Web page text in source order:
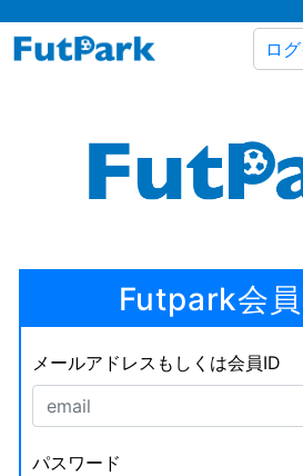
ロ
Futpark会
メールアドレスもしくは会員ID
パスワード